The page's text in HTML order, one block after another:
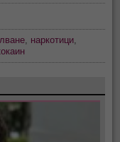
, наркотици,